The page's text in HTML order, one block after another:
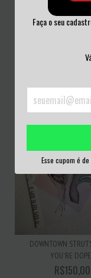
Faça o seu
Esse cupom é
ORANGE
DOWNTOWN
YOU'RE
R$150,00